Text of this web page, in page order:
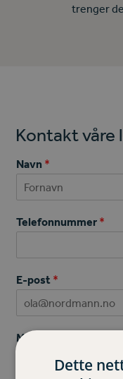
trenger
Kontakt våre
Navn *
Telefonnummer *
E-post *
Melding
Dette